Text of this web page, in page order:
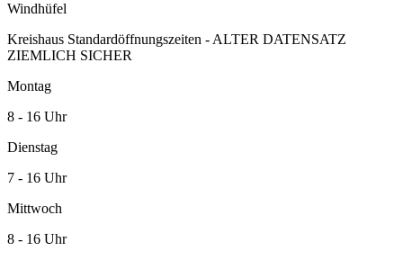
Windhüfel
Kreishaus Standardöffnungszeiten - ALTER DATENSATZ
ZIEMLICH SICHER
Montag
8 - 16 Uhr
Dienstag
7 - 16 Uhr
Mittwoch
8 - 16 Uhr